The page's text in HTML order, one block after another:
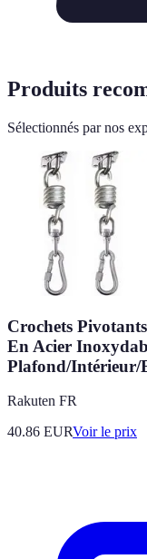
Produits
Sélectionnés par nos
Crochets
En Acier
Plafond/Intérieur/
Rakuten FR
40.86 EURVoir le prix